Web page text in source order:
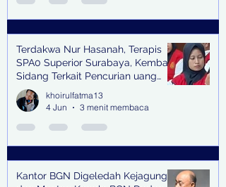
Terdakwa Nur Hasanah, Terapis
SPA0 Superior Surabaya, Kembali
Sidang Terkait Pencurian uang
senilai Rp1,285 M di PN Surabaya
khoirulfatma13
4 Jun
3 menit membaca
Kantor BGN Digeledah Kejagung